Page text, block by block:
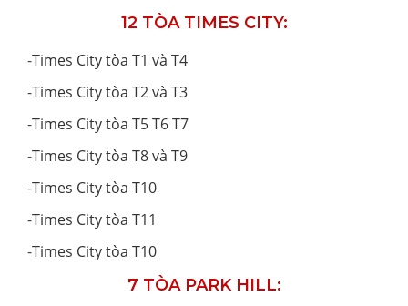
12 TÒA TIMES CITY:
-Times City tòa T1 và T4
-Times City tòa T2 và T3
-Times City tòa T5 T6 T7
-Times City tòa T8 và T9
-Times City tòa T10
-Times City tòa T11
-Times City tòa T10
7 TÒA PARK HILL: